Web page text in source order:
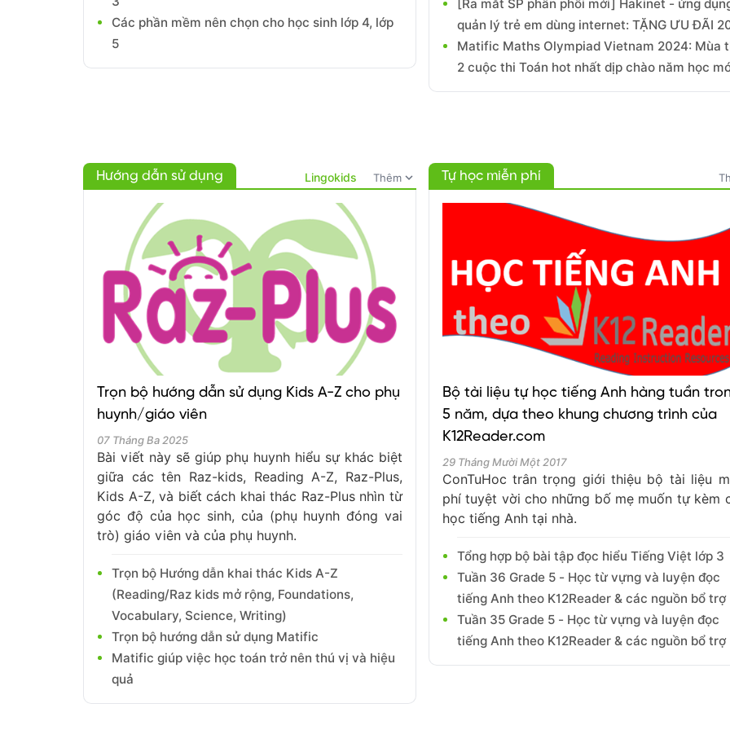
Các phần mềm nên chọn cho học sinh lớp 4, lớp
5
[Ra mắt SP phân phối mới] Hakinet - ứng
quản lý trẻ em dùng internet: TẶNG ƯU ĐÃI
Matific Maths Olympiad Vietnam 2024: Mùa
2 cuộc thi Toán hot nhất dịp chào năm học
Hướng dẫn sử dụng Lingokids Thêmexpand_more
Trọn bộ hướng dẫn sử dụng Kids A-Z cho phụ
huynh/giáo viên
07 Tháng Ba 2025
Bài viết này sẽ giúp phụ huynh hiểu sự khác biệt
giữa các tên Raz-kids, Reading A-Z, Raz-Plus,
Kids A-Z, và biết cách khai thác Raz-Plus nhìn từ
góc độ của học sinh, của (phụ huynh đóng vai
trò) giáo viên và của phụ huynh.
Trọn bộ Hướng dẫn khai thác Kids A-Z
(Reading/Raz kids mở rộng, Foundations,
Vocabulary, Science, Writing)
Trọn bộ hướng dẫn sử dụng Matific
Matific giúp việc học toán trở nên thú vị và hiệu
quả
Tự học miễn phí
Bộ tài liệu tự học tiếng Anh hàng tuần
5 năm, dựa theo khung chương trình của
K12Reader.com
29 Tháng Mười Một 2017
ConTuHoc trân trọng giới thiệu bộ tài liệu
phí tuyệt vời cho những bố mẹ muốn tự kèm
học tiếng Anh tại nhà.
Tổng hợp bộ bài tập đọc hiểu Tiếng Việt lớp 3
Tuần 36 Grade 5 - Học từ vựng và luyện đọc
tiếng Anh theo K12Reader & các nguồn bổ trợ
Tuần 35 Grade 5 - Học từ vựng và luyện đọc
tiếng Anh theo K12Reader & các nguồn bổ trợ